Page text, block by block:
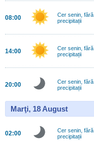
08:00
Cer senin, fără
precipitații
14:00
Cer senin, fără
precipitații
20:00
Cer senin, fără
precipitații
Marţi, 18 August
02:00
Cer senin, fără
precipitații